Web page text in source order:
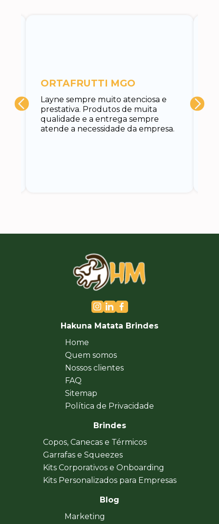
Layne sempre muito atenciosa e
prestativa. Produtos de muita
qualidade e a entrega sempre
atende a necessidade da empresa.
ORTAFRUTTI MGO
Hakuna Matata Brindes
Home
Quem somos
Nossos clientes
FAQ
Sitemap
Política de Privacidade
Brindes
Copos, Canecas e Térmicos
Garrafas e Squeezes
Kits Corporativos e Onboarding
Kits Personalizados para Empresas
Blog
Marketing